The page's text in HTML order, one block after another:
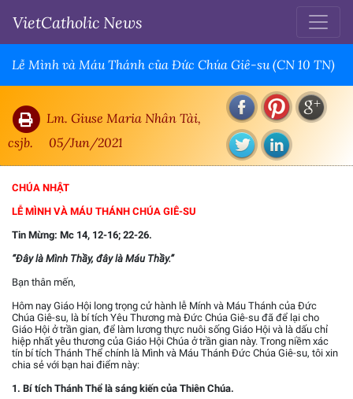
VietCatholic News
Lễ Mình và Máu Thánh của Đức Chúa Giê-su (CN 10 TN)
Lm. Giuse Maria Nhân Tài,
csjb.
05/Jun/2021
CHÚA NHẬT
LỄ MÌNH VÀ MÁU THÁNH CHÚA GIÊ-SU
Tin Mừng: Mc 14, 12-16; 22-26.
“Đây là Mình Thầy, đây là Máu Thầy.”
Bạn thân mến,
Hôm nay Giáo Hội long trọng cử hành lễ Mính và Máu Thánh của Đức
Chúa Giê-su, là bí tích Yêu Thương mà Đức Chúa Giê-su đã để lại cho
Giáo Hội ở trần gian, để làm lương thực nuôi sống Giáo Hội và là dấu chỉ
hiệp nhất yêu thương của Giáo Hội Chúa ở trần gian này. Trong niềm xác
tín bí tích Thánh Thể chính là Mình và Máu Thánh Đức Chúa Giê-su, tôi xin
chia sẻ với bạn hai điểm này:
1. Bí tích Thánh Thể là sáng kiến của Thiên Chúa.